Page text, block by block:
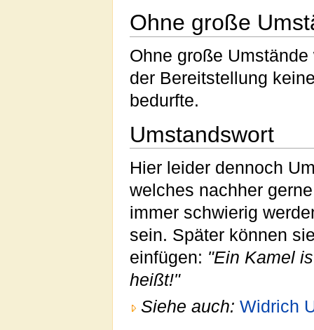
Ohne große
Ohne große
der Bereitstellung
bedurfte.
Umstandswort
Hier leider dennoch
welches nachher
immer schwierig
sein. Später können
einfügen: "Ein Kamel
heißt!"
Siehe auch: Widrich